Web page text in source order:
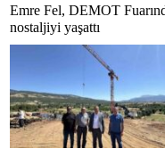
Emre Fel, DEMOT
nostaljiyi yaşattı